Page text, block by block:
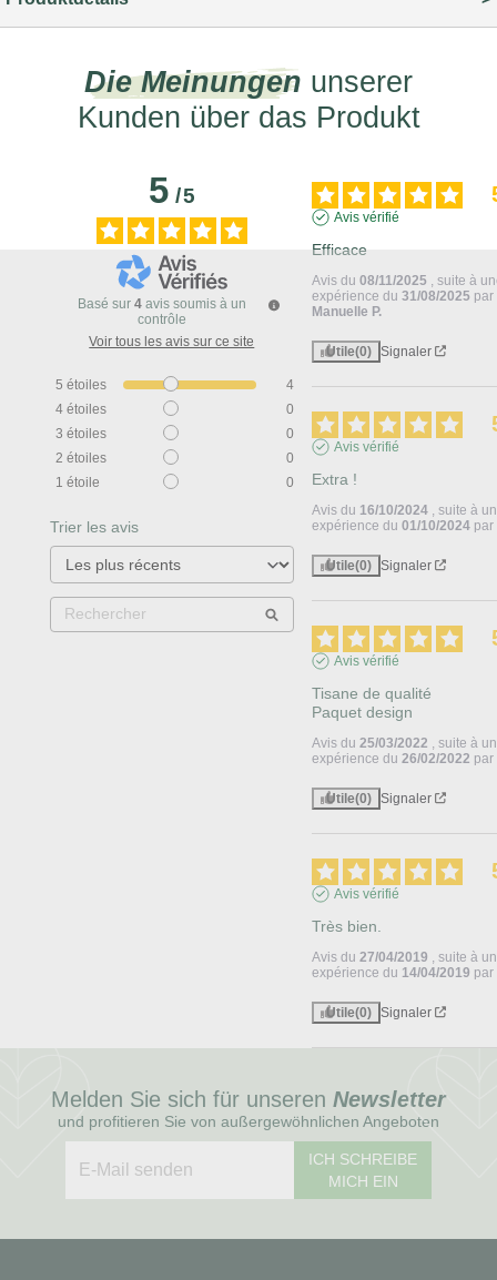
Die Meinungen unserer
Kunden über das Produkt
5/5
Basé sur 4 avis soumis à un
contrôle
Voir tous les avis sur ce site
5 étoiles
4
4 étoiles
0
3 étoiles
0
2 étoiles
0
1 étoile 0
Trier les avis
Avis vérifié
Efficace
Avis du08/11/2025
, suite à
expérience du31/08/2025 par
Manuelle P.
Utile(0) Signaler
Avis vérifié
Extra !
Avis du 16/10/2024
, suite à
expérience du01/10/2024 par
Utile(0) Signaler
Avis vérifié
Tisane de qualité
Paquet design
Avis du25/03/2022
, suite à
expérience du26/02/2022 par
Utile(0) Signaler
Avis vérifié
Très bien.
Avis du27/04/2019
, suite à
expérience du 14/04/2019 par
Utile(0) Signaler
Melden Sie sich für unseren Newsletter
und profitieren Sie von außergewöhnlichen Angeboten
ICH SCHREIBE
MICH EIN